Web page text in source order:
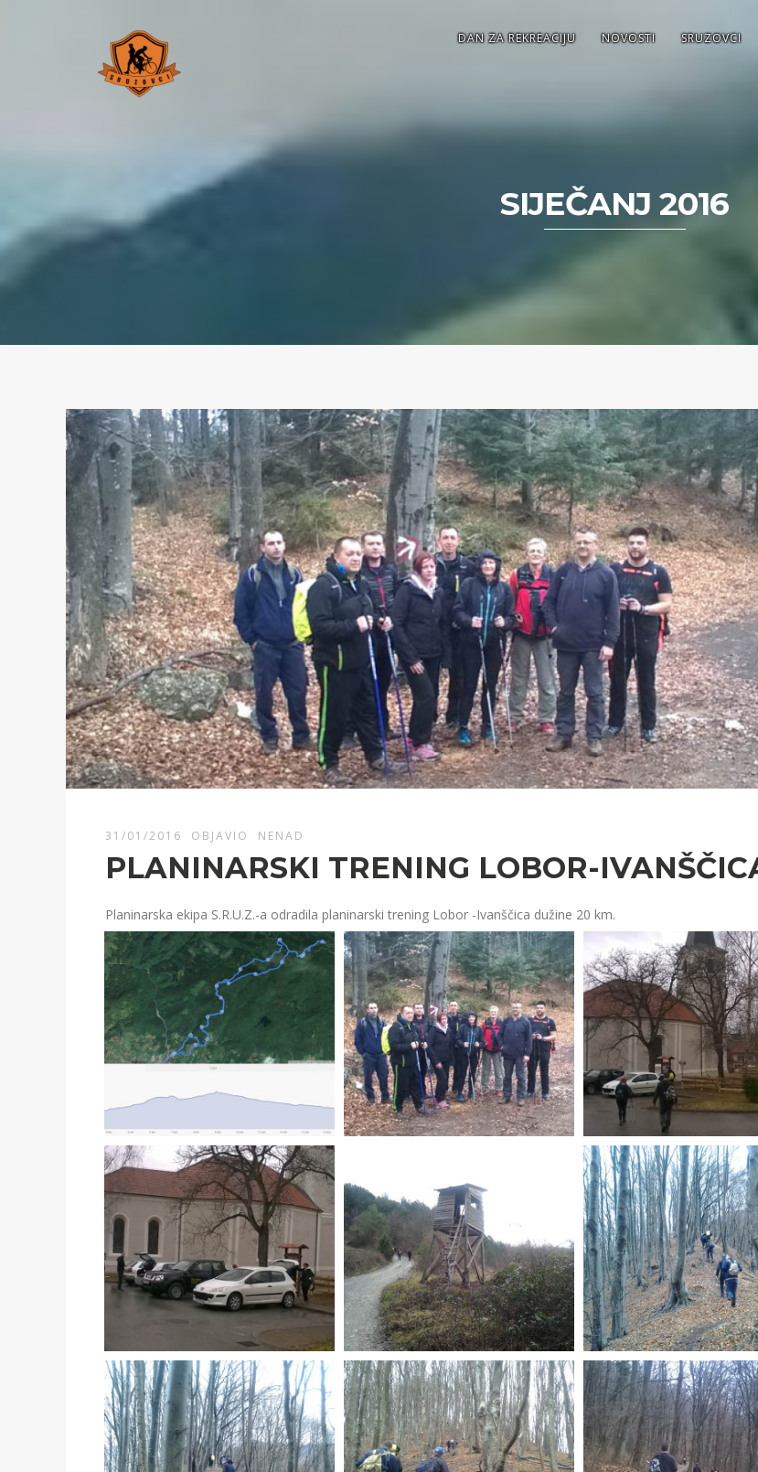
DAN ZA REKREACIJU NOVOSTI SRUZOVCI
SIJEČANJ 2016
31/01/2016 OBJAVIO NENAD
PLANINARSKI TRENING LOBOR-
Planinarska ekipa S.R.U.Z.-a odradila planinarski trening Lobor -Ivanščica dužine 20 km.